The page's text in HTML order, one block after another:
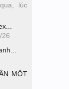
lúc
26
MỘT